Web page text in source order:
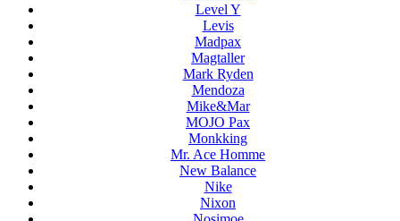
Level Y
Levis
Madpax
Magtaller
Mark Ryden
Mendoza
Mike&Mar
MOJO Pax
Monkking
Mr. Ace Homme
New Balance
Nike
Nixon